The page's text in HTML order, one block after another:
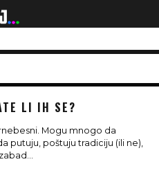
LI IH SE?
Mogu mnogo da
putuju, poštuju tradiciju (ili ne),
...